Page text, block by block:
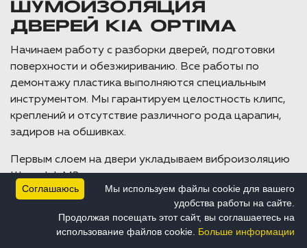
ШУМОИЗОЛЯЦИЯ
ДВЕРЕЙ KIA OPTIMA
Начинаем работу с разборки дверей, подготовки
поверхности и обезжириванию. Все работы по
демонтажу пластика выполняются специальным
инструментом. Мы гарантируем целостность клипс,
креплений и отсутствие различного рода царапин,
задиров на обшивках.
Первым слоем на двери укладываем виброизоляцию
Шумофф М3, она монтируется на плоские
поверхности внутренней части, усилитель оставляем
непокрытым, плотно прикатываем валиком без
Соглашаюсь
Мы используем файлы cookie для вашего
удобства работы на сайте.
Продолжая посещать этот сайт, вы соглашаетесь на
использование файлов cookie. Больше информации